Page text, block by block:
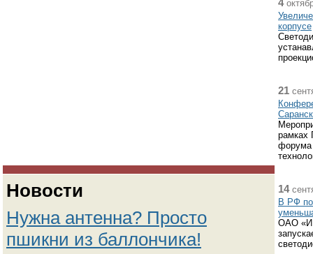
Новости
Нужна антенна? Просто
пшикни из баллончика!
4
корпусе
21
рамках
форума
14
В РФ
ОАО